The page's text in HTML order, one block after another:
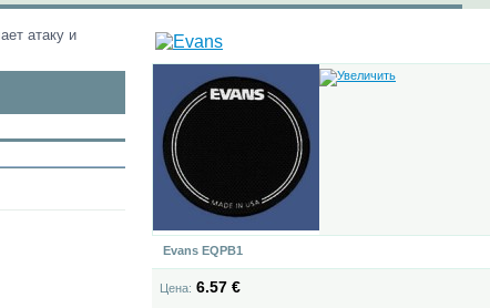
атаку и
Evans EQPB1
Цена: 6.57 €